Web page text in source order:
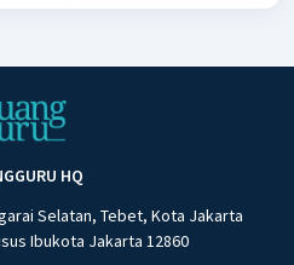
HQ
Selatan, Tebet, Kota Jakarta
Ibukota Jakarta 12860